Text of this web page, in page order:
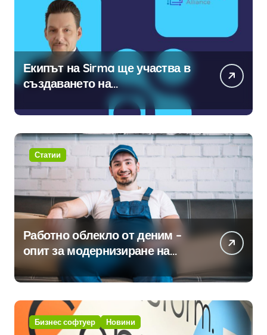
Екипът на Sirma ще участва в
създаването на
международните стандарти за
навлизане на изкуствен
интелект в хотелиерството
Статии
Работно облекло от деним –
опит за модернизиране на
традицията
Бизнес софтуер Новини